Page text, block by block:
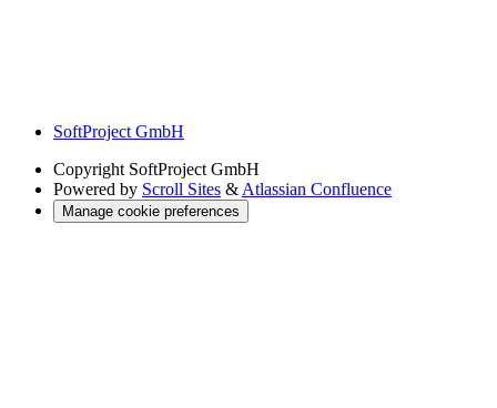
SoftProject GmbH
Copyright SoftProject GmbH
Powered by Scroll Sites & Atlassian Confluence
Manage cookie preferences